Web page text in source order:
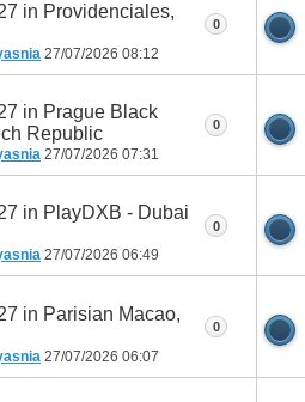
in Providenciales,
27/07/2026 08:12
0
in Prague Black
Republic
27/07/2026 07:31
0
in PlayDXB - Dubai
27/07/2026 06:49
0
in Parisian Macao,
27/07/2026 06:07
0